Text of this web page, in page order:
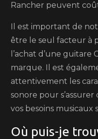
Rancher peuvent
Il est important de
être le seul facteur à
l’achat d’une
marque. Il est
attentivement les
sonore pour
vos besoins musicaux
Où puis-je